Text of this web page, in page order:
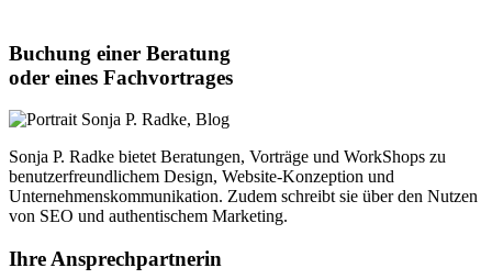
Buchung einer Beratung
oder eines Fachvortrages
Sonja P. Radke bietet Beratungen, Vorträge und WorkShops zu
benutzerfreundlichem Design, Website-Konzeption und
Unternehmenskommunikation. Zudem schreibt sie über den Nutzen
von SEO und authentischem Marketing.
Ihre Ansprechpartnerin